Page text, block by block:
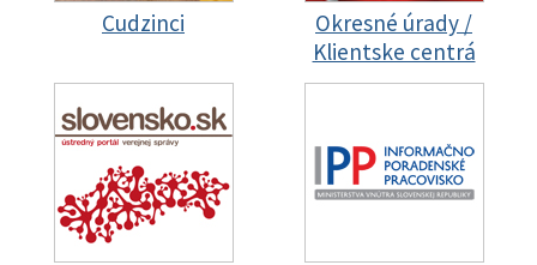
Cudzinci
Okresné úrady /
Klientske centrá